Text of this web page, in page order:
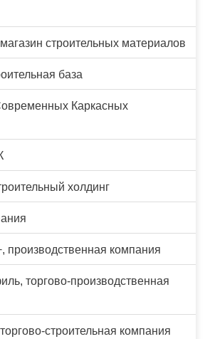
строительных материалов
база
Каркасных
холдинг
производственная компания
торгово-производственная
строительная компания